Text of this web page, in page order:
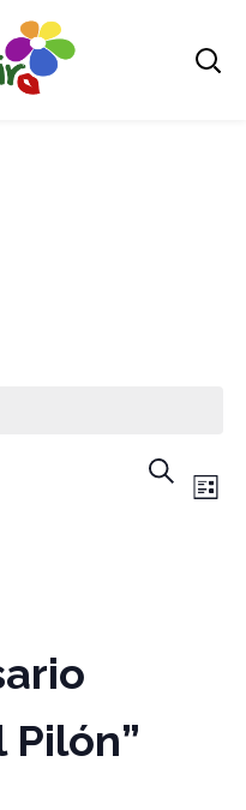
BUSCAR
LISTA
Pilón”